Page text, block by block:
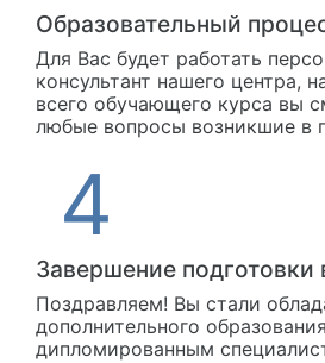
Образовательный
Для Вас будет работать
консультант нашего центра,
всего обучающего курса вы
любые вопросы возникшие в
Завершение
Поздравляем! Вы стали
дополнительного
дипломированным